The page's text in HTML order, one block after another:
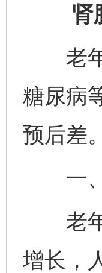
肾脏“
老年
糖尿病
预后差
一、
老年
增长，